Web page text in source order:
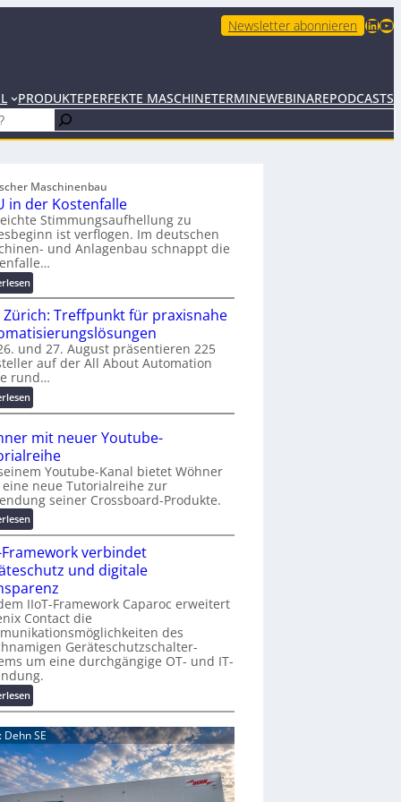
Newsletter abonnieren LinkedIn YouTube
PRODUKTEPERFEKTE MASCHINETERMINEWEBINAREPODCASTS
Maschinenbau
in der Kostenfalle
Stimmungsaufhellung zu
ist verflogen. Im deutschen
und Anlagenbau schnappt die
:
K
M
U
i
n
d
r
o
s
t
e
n
f
a
l
l
e
Zürich: Treffpunkt für praxisnahe
und 27. August präsentieren 225
auf der All About Automation
rund…
:
A
A
Z
ü
r
i
c
:
T
r
e
f
f
p
u
n
k
f
ü
r
p
mit neuer Youtube-
Youtube-Kanal bietet Wöhner
neue Tutorialreihe zur
seiner Crossboard-Produkte.
:
W
ö
h
n
e
r
m
i
t
n
e
u
e
r
Y
o
u
Framework verbindet
und digitale
IIoT-Framework Caparoc erweitert
Contact die
des
Geräteschutzschalter-
um eine durchgängige OT- und IT-
:
I
I
o
T
-
F
Dehn SE